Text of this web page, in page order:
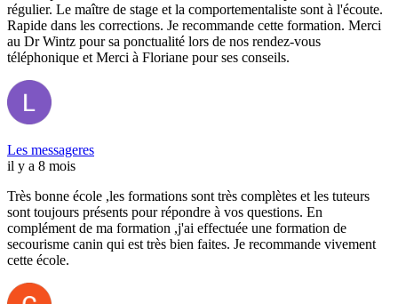
régulier. Le maître de stage et la comportementaliste sont à l'écoute.
Rapide dans les corrections. Je recommande cette formation. Merci
au Dr Wintz pour sa ponctualité lors de nos rendez-vous
téléphonique et Merci à Floriane pour ses conseils.
Les messageres
il y a 8 mois
Très bonne école ,les formations sont très complètes et les tuteurs
sont toujours présents pour répondre à vos questions. En
complément de ma formation ,j'ai effectuée une formation de
secourisme canin qui est très bien faites. Je recommande vivement
cette école.